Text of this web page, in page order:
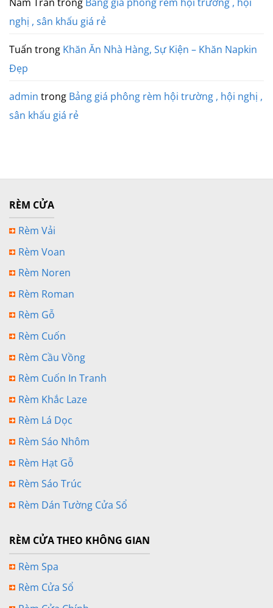
nghị , sân khấu giá rẻ
Tuấn trong Khăn Ăn Nhà Hàng, Sự Kiện – Khăn Napkin
Đẹp
admin trong Bảng giá phông rèm hội trường , hội nghị ,
sân khấu giá rẻ
RÈM CỬA
Rèm Vải
Rèm Voan
Rèm Noren
Rèm Roman
Rèm Gỗ
Rèm Cuốn
Rèm Cầu Vồng
Rèm Cuốn In Tranh
Rèm Khắc Laze
Rèm Lá Dọc
Rèm Sáo Nhôm
Rèm Hạt Gỗ
Rèm Sáo Trúc
Rèm Dán Tường Cửa Sổ
RÈM CỬA THEO KHÔNG GIAN
Rèm Spa
Rèm Cửa Sổ